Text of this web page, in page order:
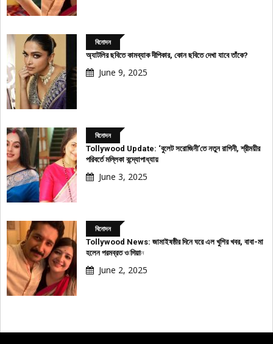
বিনোদন
অ্যাটলির ছবিতে কামব্যাক দীপিকার, কোন ছবিতে দেখা যাবে তাঁকে?
June 9, 2025
বিনোদন
Tollywood Update: ‘বুলেট সরোজিনী’তে নতুন রাগিনী, শ্রীময়ীর
পরিবর্তে মল্লিকা বন্দ্যোপাধ্যায়
June 3, 2025
বিনোদন
Tollywood News: জামাইষষ্ঠীর দিনে ঘরে এল খুশির খবর, বাবা-মা
হলেন পরমব্রত ও পিয়া
June 2, 2025
বিজ্ঞাপন